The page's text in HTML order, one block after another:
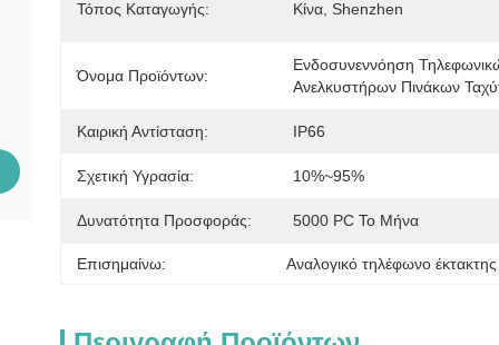
Τόπος Καταγωγής: Κίνα, Shenzhen
Όνομα Προϊόντων:
Ενδοσυνεννόηση
Ανελκυστήρων Πινάκων
Καιρική Αντίσταση: IP66
Σχετική Υγρασία: 10%~95%
Δυνατότητα Προσφοράς: 5000 PC Το Μήνα
Επισημαίνω: Αναλογικό τηλέφωνο